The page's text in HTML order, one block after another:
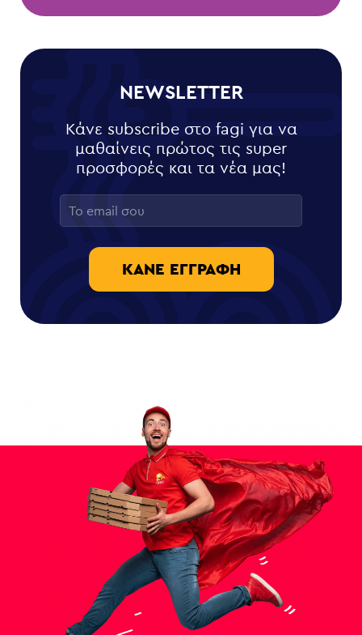
NEWSLETTER
Κάνε subscribe στο fagi για να
μαθαίνεις πρώτος τις super
προσφορές και τα νέα μας!
ΚΆΝΕ ΕΓΓΡΑΦΉ